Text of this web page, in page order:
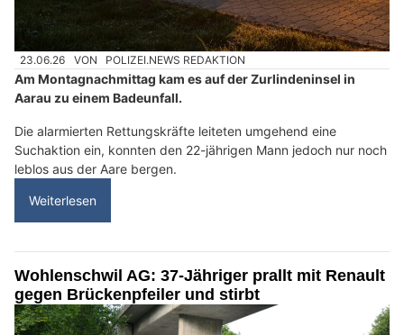
23.06.26 VON POLIZEI.NEWS REDAKTION
Am Montagnachmittag kam es auf der Zurlindeninsel in
Aarau zu einem Badeunfall.
Die alarmierten Rettungskräfte leiteten umgehend eine
Suchaktion ein, konnten den 22-jährigen Mann jedoch nur noch
leblos aus der Aare bergen.
Weiterlesen
Wohlenschwil AG: 37-Jähriger prallt mit Renault
gegen Brückenpfeiler und stirbt